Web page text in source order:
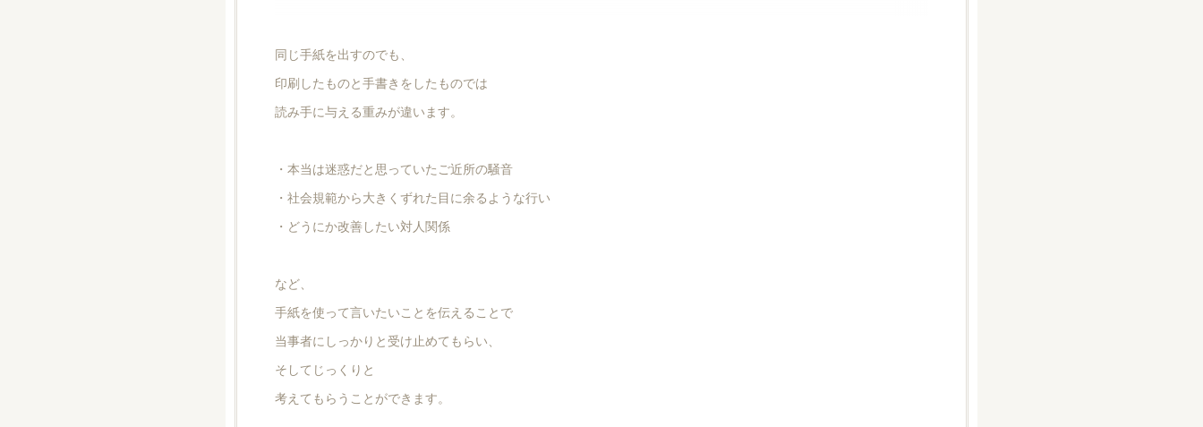
同じ手紙を出すのでも、
印刷したものと手書きをしたものでは
読み手に与える重みが違います。
・本当は迷惑だと思っていたご近所の騒音
・社会規範から大きくずれた目に余るような行い
・どうにか改善したい対人関係
など、
手紙を使って言いたいことを伝えることで
当事者にしっかりと受け止めてもらい、
そしてじっくりと
考えてもらうことができます。